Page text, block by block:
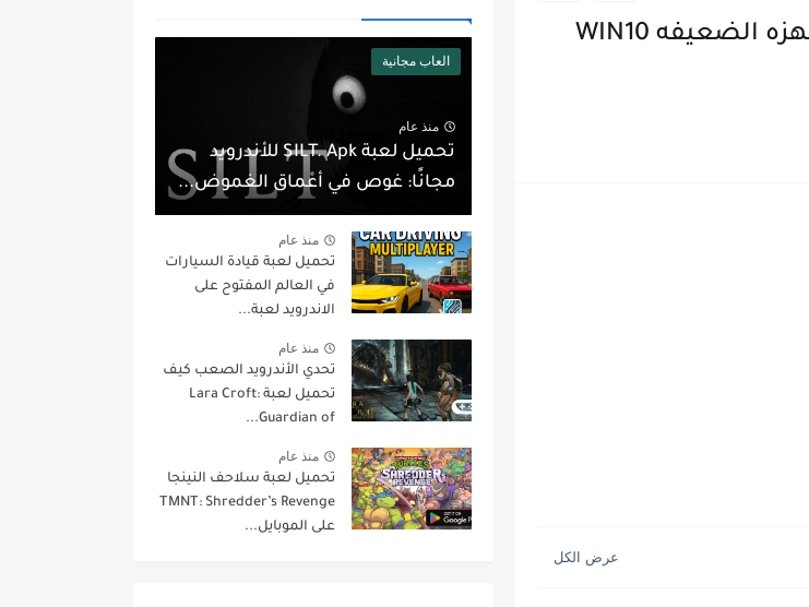
اقوي نسخه ويندوز 10 سوبر لايت 1G RAM للاجهزه الضعيفه WIN10
العاب مجانية
منذ عام
تحميل لعبة SILT. Apk للأندرويد
مجانًا: غوص في أعماق الغموض...
منذ عام
تحميل لعبة قيادة السيارات
في العالم المفتوح على
الاندرويد لعبة...
منذ عام
تحدي الأندرويد الصعب كيف
تحميل لعبة Lara Croft:
Guardian of...
منذ عام
تحميل لعبة سلاحف النينجا
TMNT: Shredder’s Revenge
على الموبايل...